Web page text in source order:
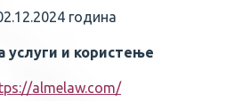
година
услуги и користење
almelaw.com/